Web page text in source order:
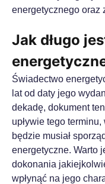
energetycznego oraz
Jak długo
Świadectwo
lat od daty jego
dekadę, dokument
upływie tego
będzie musiał
energetyczne. Warto
dokonania
wpłynąć na jego